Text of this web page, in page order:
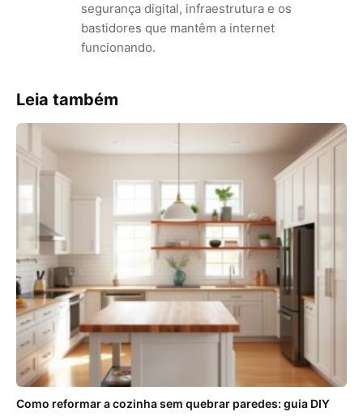
segurança digital, infraestrutura e os
bastidores que mantêm a internet
funcionando.
Leia também
Como reformar a cozinha sem quebrar paredes: guia DIY